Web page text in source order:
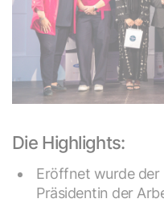
Die Highlights:
Eröffnet wurde der
Präsidentin der